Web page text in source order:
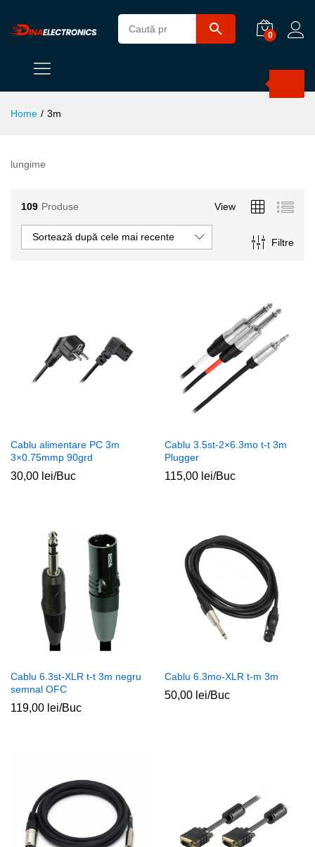
0
Home / 3m
lungime
109 Produse View
Filtre
Sortează după cele mai recente
Cablu alimentare PC 3m
3×0.75mmp 90grd
30,00 lei/Buc
Cablu 3.5st-2×6.3mo t-t 3m
Plugger
115,00 lei/Buc
Cablu 6.3st-XLR t-t 3m negru
semnal OFC
119,00 lei/Buc
Cablu 6.3mo-XLR t-m 3m
50,00 lei/Buc